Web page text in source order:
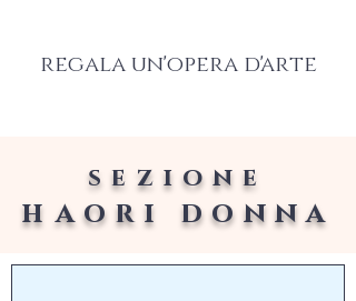
regala un'opera d'arte
sezione
haori do nna